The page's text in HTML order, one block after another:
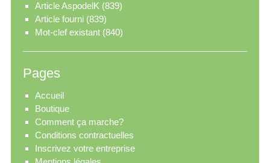
Article AspodelK (839)
Article fourni (839)
Mot-clef existant (840)
Pages
Accueil
Boutique
Comment ça marche?
Conditions contractuelles
Inscrivez votre entreprise